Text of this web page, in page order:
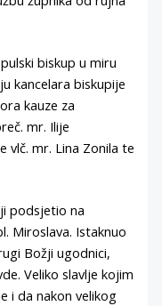
biskup u miru
kancelara biskupije
kauze za
mr. Ilije
vlč. mr. Lina Zonila te
podsjetio na
Miroslava. Istaknuo
Božji ugodnici,
Veliko slavlje kojim
i da nakon velikog